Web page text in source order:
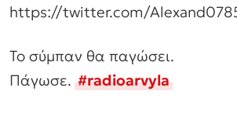
https://twitter.com/
Το σύμπαν θα παγώσει.
Πάγωσε.#radioarvyla